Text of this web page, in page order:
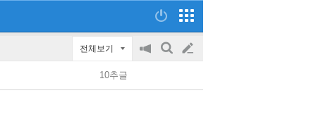
전체보기
공
on/off
검
글
쓰
10추글